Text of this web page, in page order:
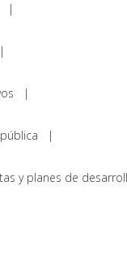
|
|
|
pública |
y planes de